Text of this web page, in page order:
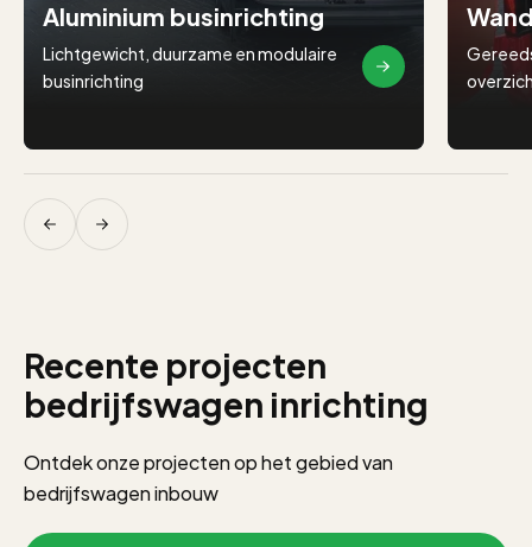
Aluminium businrichting
Lichtgewicht, duurzame en modulaire
businrichting
Recente projecten
bedrijfswagen inrichting
Ontdek onze projecten op het gebied van
bedrijfswagen inbouw